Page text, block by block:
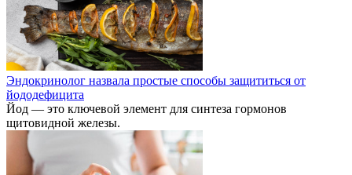
Эндокринолог назвала простые способы защититься от
йододефицита
Йод — это ключевой элемент для синтеза гормонов
щитовидной железы.